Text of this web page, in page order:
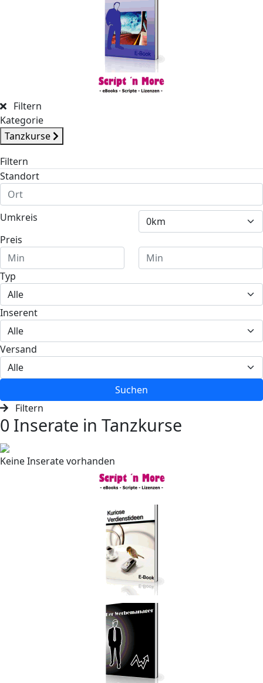
Filtern
Kategorie
Tanzkurse
Filtern
Standort
Umkreis
Preis
Typ
Inserent
Versand
Suchen
Filtern
0 Inserate in Tanzkurse
Keine Inserate vorhanden